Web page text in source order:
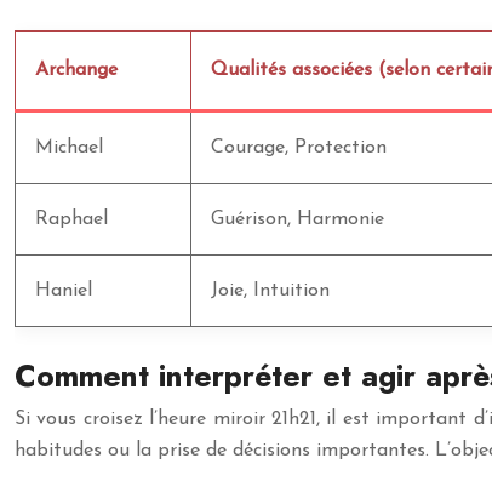
Archange Qualités associées (selon
Michael Courage, Protection
Raphael Guérison, Harmonie
Haniel Joie, Intuition
Comment interpréter et agir
Si vous croisez l’heure miroir 21h21, il est important
habitudes ou la prise de décisions importantes.